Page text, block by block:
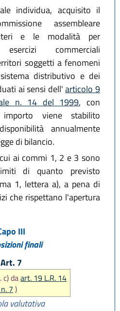
individua, acquisito il
assembleare
e le modalità per
commerciali
soggetti a fenomeni
distributivo e dei
ai sensi dell'articolo 9
n. 14 del 1999, con
viene stabilito
annualmente
di bilancio.
ai commi 1, 2 e 3 sono
di quanto previsto
1, lettera a), a pena di
che rispettano l'apertura
III
finali
Art. 7
c) daart. 19 L.R. 14
7 )
valutativa